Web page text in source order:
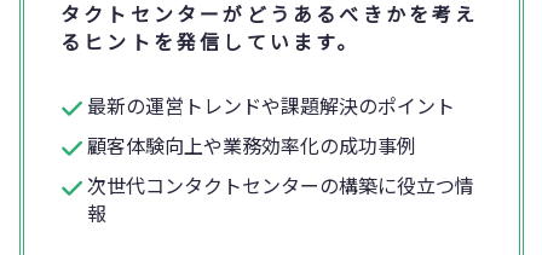
タクトセンターがどうあるべきかを考え
るヒントを発信しています。
最新の運営トレンドや課題解決のポイント
顧客体験向上や業務効率化の成功事例
次世代コンタクトセンターの構築に役立つ情
報